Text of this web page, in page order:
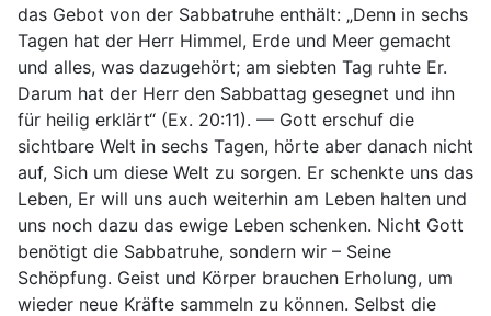
das Gebot von der Sabbatruhe enthält: „Denn in sechs
Tagen hat der Herr Himmel, Erde und Meer gemacht
und alles, was dazugehört; am siebten Tag ruhte Er.
Darum hat der Herr den Sabbattag gesegnet und ihn
für heilig erklärt“ (Ex. 20:11). — Gott erschuf die
sichtbare Welt in sechs Tagen, hörte aber danach nicht
auf, Sich um diese Welt zu sorgen. Er schenkte uns das
Leben, Er will uns auch weiterhin am Leben halten und
uns noch dazu das ewige Leben schenken. Nicht Gott
benötigt die Sabbatruhe, sondern wir – Seine
Schöpfung. Geist und Körper brauchen Erholung, um
wieder neue Kräfte sammeln zu können. Selbst die